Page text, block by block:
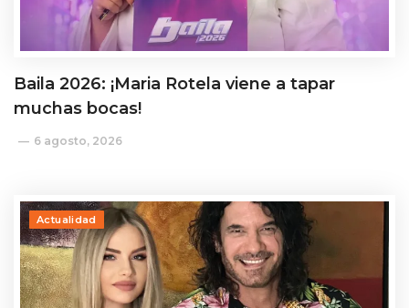
Baila 2026: ¡Maria Rotela viene a tapar
muchas bocas!
6 agosto, 2026
Actualidad